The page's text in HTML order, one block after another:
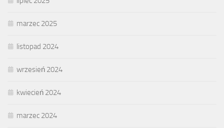
marzec 2025
listopad 2024
wrzesień 2024
kwiecień 2024
marzec 2024